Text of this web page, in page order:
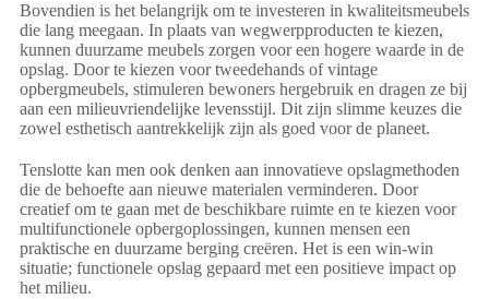
Bovendien is het belangrijk om te investeren in kwaliteitsmeubels
die lang meegaan. In plaats van wegwerpproducten te kiezen,
kunnen duurzame meubels zorgen voor een hogere waarde in de
opslag. Door te kiezen voor tweedehands of vintage
opbergmeubels, stimuleren bewoners hergebruik en dragen ze bij
aan een milieuvriendelijke levensstijl. Dit zijn slimme keuzes die
zowel esthetisch aantrekkelijk zijn als goed voor de planeet.
Tenslotte kan men ook denken aan innovatieve opslagmethoden
die de behoefte aan nieuwe materialen verminderen. Door
creatief om te gaan met de beschikbare ruimte en te kiezen voor
multifunctionele opbergoplossingen, kunnen mensen een
praktische en duurzame berging creëren. Het is een win-win
situatie; functionele opslag gepaard met een positieve impact op
het milieu.